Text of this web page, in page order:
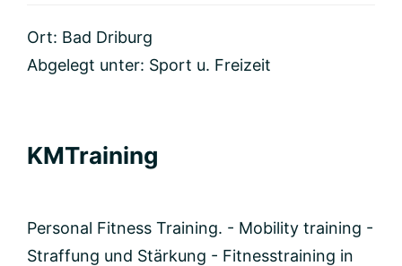
Ort: Bad Driburg
Abgelegt unter: Sport u. Freizeit
KMTraining
Personal Fitness Training. - Mobility training -
Straffung und Stärkung - Fitnesstraining in